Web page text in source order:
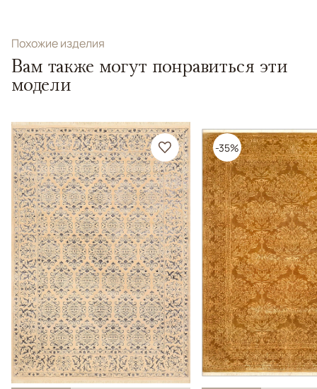
Похожие изделия
Вам также могут понравиться эти
модели
-35%